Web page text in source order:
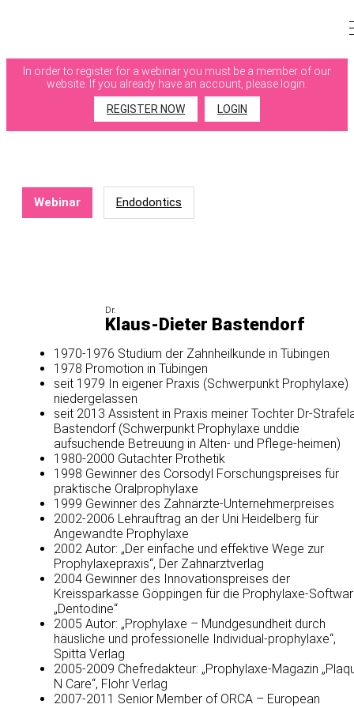
In order to register for a webinar you must be a member of our
website. If you already have an account, please login.
REGISTER NOW
LOGIN
Webinar Endodontics
Dr.
Klaus-Dieter Bastendorf
1970-1976 Studium der Zahnheilkunde in Tübingen
1978 Promotion in Tübingen
seit 1979 In eigener Praxis (Schwerpunkt Prophylaxe)
niedergelassen
seit 2013 Assistent in Praxis meiner Tochter Dr-
Bastendorf (Schwerpunkt Prophylaxe unddie
aufsuchende Betreuung in Alten- und Pflege-heimen)
1980-2000 Gutachter Prothetik
1998 Gewinner des Corsodyl Forschungspreises für
praktische Oralprophylaxe
1999 Gewinner des Zahnärzte-Unternehmerpreises
2002-2006 Lehrauftrag an der Uni Heidelberg für
Angewandte Prophylaxe
2002 Autor: „Der einfache und effektive Wege zur
Prophylaxepraxis“, Der Zahnarztverlag
2004 Gewinner des Innovationspreises der
Kreissparkasse Göppingen für die Prophylaxe-
„Dentodine“
2005 Autor: „Prophylaxe – Mundgesundheit durch
häusliche und professionelle Individual-prophylaxe“,
Spitta Verlag
2005-2009 Chefredakteur: „Prophylaxe-Magazin
N Care“, Flohr Verlag
2007-2011 Senior Member of ORCA – European